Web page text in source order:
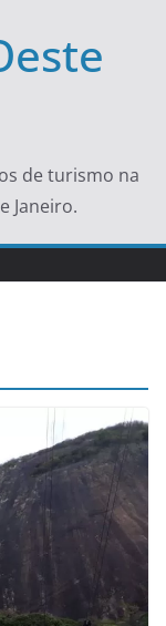
de turismo na
Janeiro.